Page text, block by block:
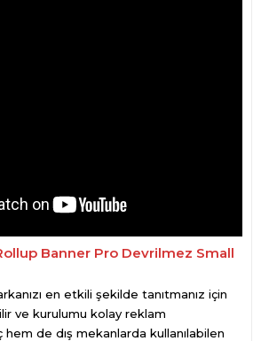
Banner Pro Devrilmez Small
en etkili şekilde tanıtmanız için
ve kurulumu kolay reklam
de dış mekanlarda kullanılabilen